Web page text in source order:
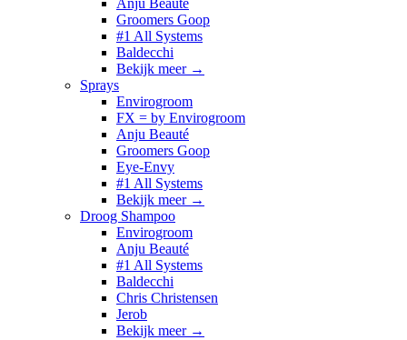
Anju Beauté
Groomers Goop
#1 All Systems
Baldecchi
Bekijk meer →
Sprays
Envirogroom
FX = by Envirogroom
Anju Beauté
Groomers Goop
Eye-Envy
#1 All Systems
Bekijk meer →
Droog Shampoo
Envirogroom
Anju Beauté
#1 All Systems
Baldecchi
Chris Christensen
Jerob
Bekijk meer →